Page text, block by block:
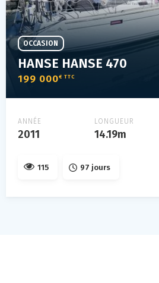
HANSE HANSE 470
199 000€ TTC
OCCASION
ANNÉE
2011
LONGUEUR
14.19m
115 97 jours